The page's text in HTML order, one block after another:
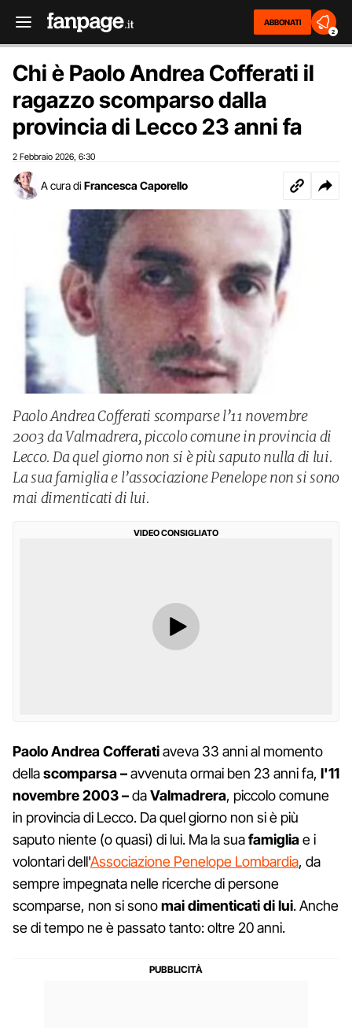
ABBONATI
2
Chi è Paolo Andrea Cofferati il
ragazzo scomparso dalla
provincia di Lecco 23 anni fa
2 Febbraio 2026 6:30
A cura di Francesca Caporello
Paolo Andrea Cofferati scomparse l’11 novembre
2003 da Valmadrera, piccolo comune in provincia di
Lecco. Da quel giorno non si è più saputo nulla di lui.
La sua famiglia e l’associazione Penelope non si sono
mai dimenticati di lui.
VIDEO CONSIGLIATO
Paolo Andrea Cofferatiaveva 33 anni al momento
dellascomparsa –avvenuta ormai ben 23 anni fa, l'11
novembre 2003 –daValmadrera, piccolo comune
in provincia di Lecco. Da quel giorno non si è più
saputo niente (o quasi) di lui. Ma la suafamigliae i
volontari dell'Associazione Penelope Lombardia, da
sempre impegnata nelle ricerche di persone
scomparse, non si sonomai dimenticati di lui. Anche
se di tempo ne è passato tanto: oltre 20 anni.